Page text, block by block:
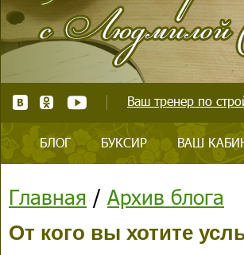
Ваш тренер по
БЛОГ БУКСИР ВАШ
Главная / Архив блога
От кого вы хотите